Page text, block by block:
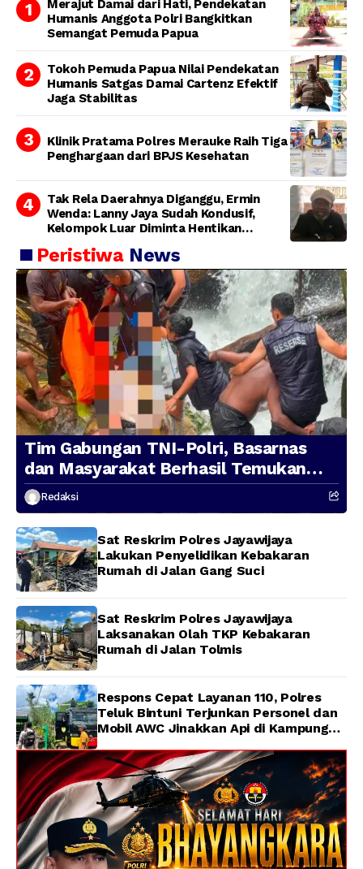
Merajut Damai dari Hati, Pendekatan
Humanis Anggota Polri Bangkitkan
Semangat Pemuda Papua
Tokoh Pemuda Papua Nilai Pendekatan
Humanis Satgas Damai Cartenz Efektif
Jaga Stabilitas
Klinik Pratama Polres Merauke Raih Tiga
Penghargaan dari BPJS Kesehatan
Tak Rela Daerahnya Diganggu, Ermin
Wenda: Lanny Jaya Sudah Kondusif,
Kelompok Luar Diminta Hentikan
Peristiwa News
Tim Gabungan TNI-Polri, Basarnas
dan Masyarakat Berhasil Temukan
Presenter TVRI Papua Barat yang
Hilang di Sungai Memti
Redaksi
Sat Reskrim Polres Jayawijaya
Lakukan Penyelidikan Kebakaran
Rumah di Jalan Gang Suci
Sat Reskrim Polres Jayawijaya
Laksanakan Olah TKP Kebakaran
Rumah di Jalan Tolmis
Respons Cepat Layanan 110, Polres
Teluk Bintuni Terjunkan Personel dan
Mobil AWC Jinakkan Api di Kampung